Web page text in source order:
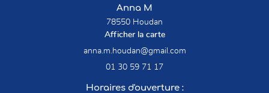
Anna M
78550 Houdan
Afficher la carte
01 30 59 71 17
Horaires d'ouverture :